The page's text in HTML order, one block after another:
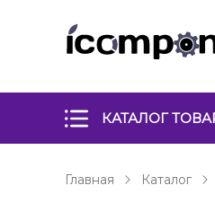
КАТАЛОГ
Главная Каталог